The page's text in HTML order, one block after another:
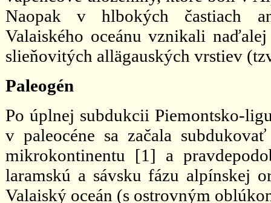
Naopak v hlbokých častiach
Valaiského oceánu vznikali
slieňovitých allägauských vrstiev
Paleogén
Po úplnej subdukcii Piemontsko-
v paleocéne sa začala
mikrokontinentu [1] a
laramskú a sávsku fázu alpínskej
Valaiský oceán (s ostrovným